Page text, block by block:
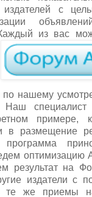
издателей с
аждый из вас
нашему
Наш
примере,
в размещение
оптимизацию
результат на
издатели с
те же приемы